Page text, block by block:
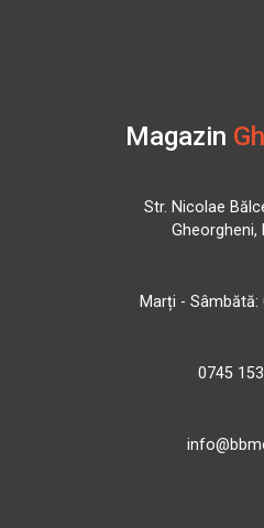
Magazin
Str. Nicolae
Gheorgheni,
Marți - Sâmbătă:
0745